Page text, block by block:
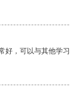
好，可以与其他学习